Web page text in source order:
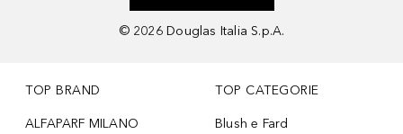
© 2026 Douglas Italia S.p.A.
TOP BRAND
ALFAPARF MILANO
TOP CATEGORIE
Blush e Fard